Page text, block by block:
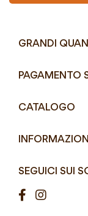
GRANDI
RICHIEDI
Email
8:30 - 12:30 /
PAGAMENTO
CATALOGO
Street Food e
Pizzerie e Panifici
INFORMAZIONI
Condizioni di
SEGUICI SUI